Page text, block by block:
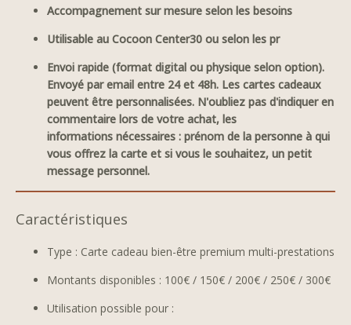
Accompagnement sur mesure selon les besoins
Utilisable au Cocoon Center30 ou selon les pr
Envoi rapide (format digital ou physique selon option).
Envoyé par email entre 24 et 48h. Les cartes cadeaux
peuvent être personnalisées. N'oubliez pas d'indiquer en
commentaire lors de votre achat, les
informations nécessaires : prénom de la personne à qui
vous offrez la carte et si vous le souhaitez, un petit
message personnel.
Caractéristiques
Type : Carte cadeau bien-être premium multi-prestations
Montants disponibles : 100€ / 150€ / 200€ / 250€ / 300€
Utilisation possible pour :